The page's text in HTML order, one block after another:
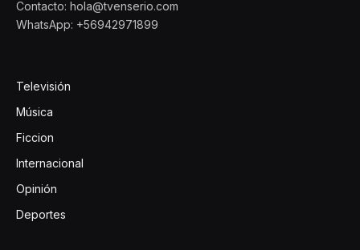
Contacto: hola@tvenserio.com
WhatsApp: +56942971899
Televisión
Música
Ficcion
Internacional
Opinión
Deportes